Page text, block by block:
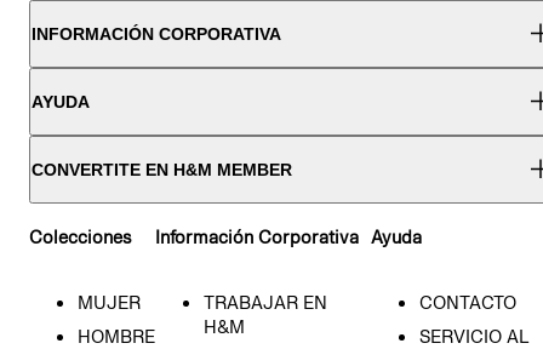
INFORMACIÓN CORPORATIVA
AYUDA
CONVERTITE EN H&M MEMBER
Colecciones
MUJER
HOMBRE
Información Corporativa
TRABAJAR EN
H&M
Ayuda
CONTACTO
SERVICIO AL